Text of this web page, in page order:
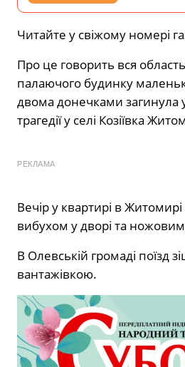
Читайте у свіжому номері
Про це говорить вся
палаючого будинку
двома донечками загинула
трагедії у селі Козіївка
РЕКЛАМА
Вечір у квартирі в
вибухом у дворі та
В Олевській громаді поїзд
вантажівкою.